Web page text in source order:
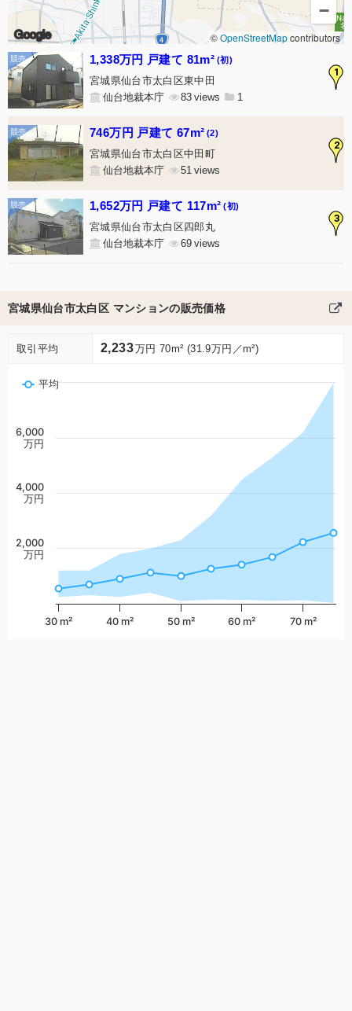
Google
−
©OpenStreetMapcontributors
1
1,338万円 戸建て 81m² (初)
宮城県仙台市太白区東中田
仙台地裁本庁
83 1
2
746万円 戸建て 67m² (2)
宮城県仙台市太白区中田町
仙台地裁本庁
51
3
1,652万円 戸建て 117m² (初)
宮城県仙台市太白区四郎丸
仙台地裁本庁
69
宮城県仙台市太白区 マンションの販売価格
取引平均 2,233万円 70m² (31.9万円／m²)
平均
30 m² 40 m² 50 m² 60 m² 70 m²
2,000
万円
4,000
万円
6,000
万円